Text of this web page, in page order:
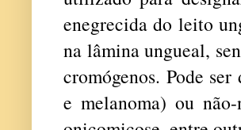
enegrecida do leito
na lâmina ungueal,
cromógenos. Pode
e melanoma) ou